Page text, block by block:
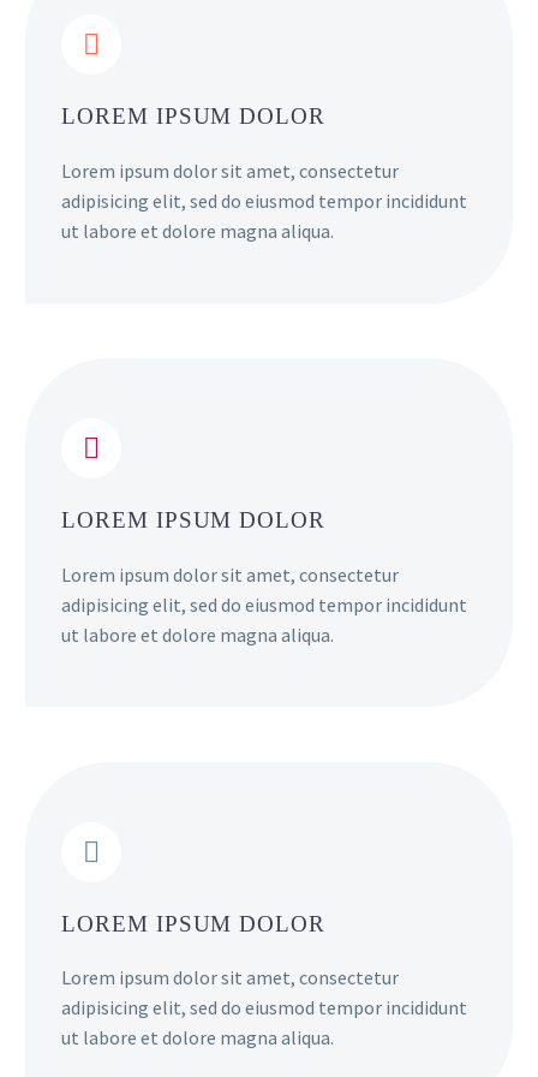


LOREM IPSUM DOLOR
Lorem ipsum dolor sit amet, consectetur
adipisicing elit, sed do eiusmod tempor incididunt
ut labore et dolore magna aliqua.


LOREM IPSUM DOLOR
Lorem ipsum dolor sit amet, consectetur
adipisicing elit, sed do eiusmod tempor incididunt
ut labore et dolore magna aliqua.


LOREM IPSUM DOLOR
Lorem ipsum dolor sit amet, consectetur
adipisicing elit, sed do eiusmod tempor incididunt
ut labore et dolore magna aliqua.